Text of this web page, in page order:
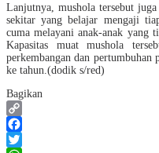
Lanjutnya, mushola tersebut
sekitar yang belajar mengaji
cuma melayani anak-anak yang
Kapasitas muat mushola
perkembangan dan pertumbuhan
ke tahun.(dodik s/red)
Bagikan
Copy
Link
Facebook